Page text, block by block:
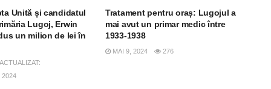
Unită și candidatul
Lugoj, Erwin
un milion de lei în
2024
Tratament pentru oraș: Lugojul a
mai avut un primar medic între
1933-1938
MAI 9, 2024 276